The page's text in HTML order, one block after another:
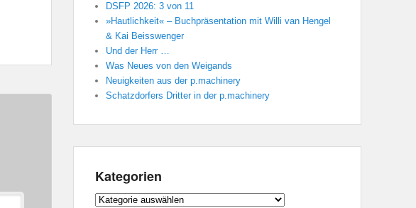
DSFP 2026: 3 von 11
»Hautlichkeit« – Buchpräsentation mit Willi van Hengel
& Kai Beisswenger
Und der Herr …
Was Neues von den Weigands
Neuigkeiten aus der p.machinery
Schatzdorfers Dritter in der p.machinery
Kategorien
Kategorien